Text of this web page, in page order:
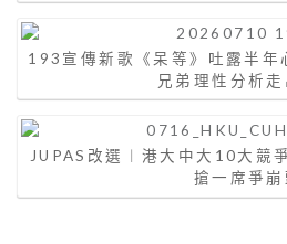
193宣傳新歌《呆等》吐露半年
兄弟理性分析走
JUPAS改選︱港大中大10大競
搶一席爭崩